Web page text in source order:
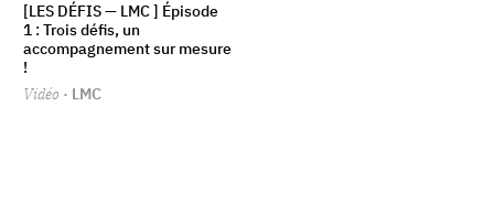
[LES DÉFIS — LMC ] Épisode
1 : Trois défis, un
accompagnement sur mesure
!
Vidéo · LMC